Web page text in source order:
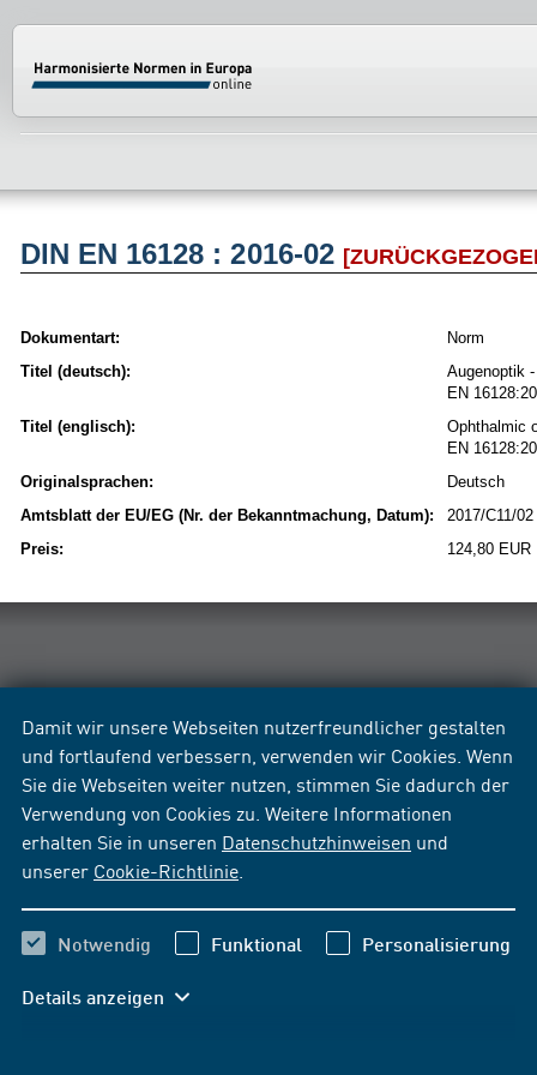
Damit wir unsere Webseiten nutzerfreundlicher gestalten
und fortlaufend verbessern, verwenden wir Cookies. Wenn
Sie die Webseiten weiter nutzen, stimmen Sie dadurch der
Verwendung von Cookies zu. Weitere Informationen
erhalten Sie in unseren Datenschutzhinweisen und
unserer Cookie-Richtlinie
Notwendig Funktional Personalisierung
Details anzeigen
DIN EN 16128 : 2016-02
Dokumentart:
Norm
Titel (deutsch):
Augenoptik
EN
Titel (englisch):
Ophthalmic
EN
Originalsprachen:
Deutsch
Amtsblatt der EU/EG (Nr. der Bekanntmachung, Datum):
2017/C11/
Preis:
124,80 EUR